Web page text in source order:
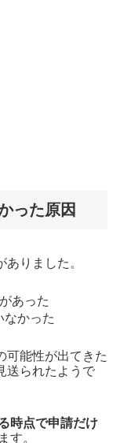
った原因
りました。
あった
なかった
可能性が出てきた
送られたようで
時点で申請だけ
す。